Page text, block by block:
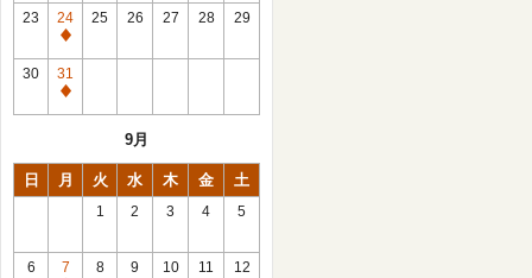
館
日
23
24
休
館
日
25 26 27 28 29
30
31
休
9月
日 月 火 水 木 金 土
1 2 3 4 5
6
7
8 9 10 11 12